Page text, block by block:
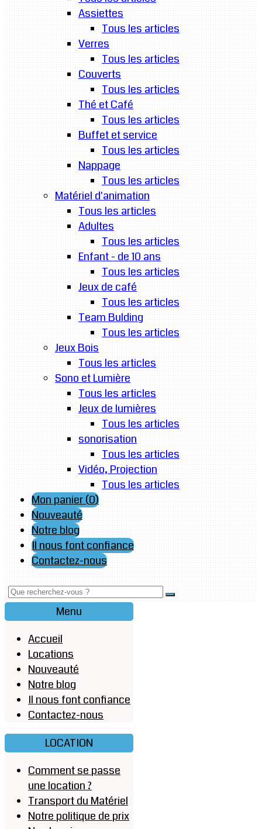
Assiettes
Tous les articles
Verres
Tous les articles
Couverts
Tous les articles
Thé et Café
Tous les articles
Buffet et service
Tous les articles
Nappage
Tous les articles
Matériel d'animation
Tous les articles
Adultes
Tous les articles
Enfant - de 10 ans
Tous les articles
Jeux de café
Tous les articles
Team Bulding
Tous les articles
Jeux Bois
Tous les articles
Sono et Lumière
Tous les articles
Jeux de lumières
Tous les articles
sonorisation
Tous les articles
Vidéo, Projection
Tous les articles
Mon panier (0)
Nouveauté
Notre blog
Il nous font confiance
Contactez-nous
Menu
Accueil
Locations
Nouveauté
Notre blog
Il nous font confiance
Contactez-nous
LOCATION
Comment se passe
une location ?
Transport du Matériel
Notre politique de prix